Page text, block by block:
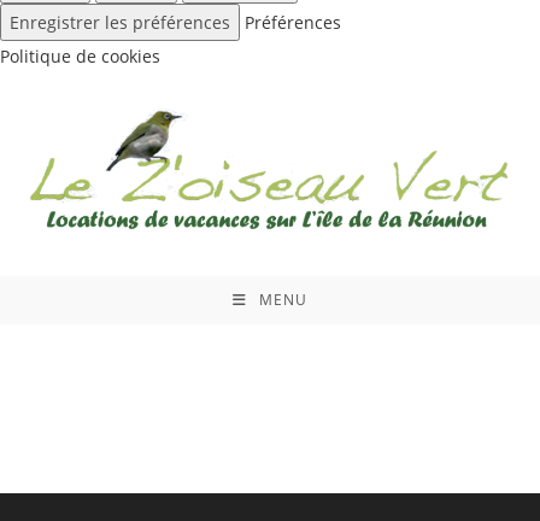
Enregistrer les préférences
Préférences
Politique de cookies
MENU